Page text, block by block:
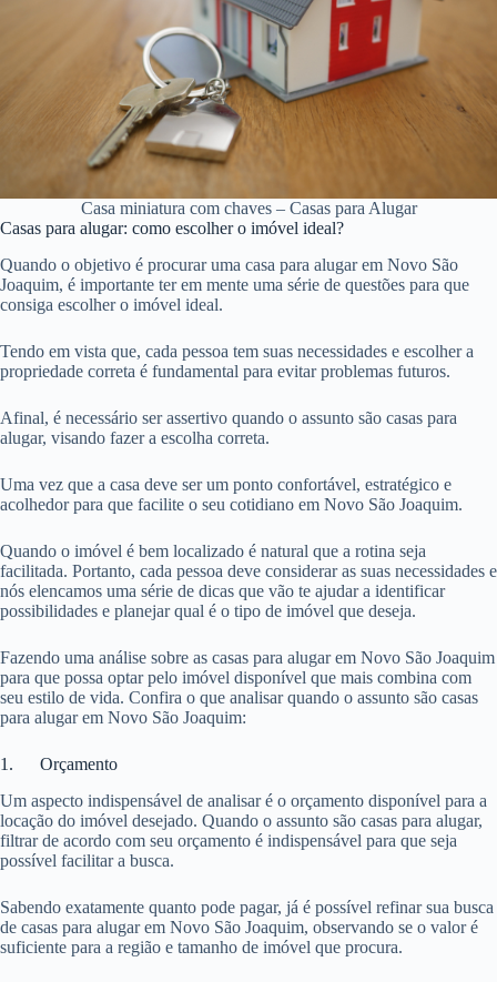
Casa miniatura com chaves – Casas para Alugar
Casas para alugar: como escolher o imóvel ideal?
Quando o objetivo é procurar uma casa para alugar em Novo São
Joaquim, é importante ter em mente uma série de questões para que
consiga escolher o imóvel ideal.
Tendo em vista que, cada pessoa tem suas necessidades e escolher a
propriedade correta é fundamental para evitar problemas futuros.
Afinal, é necessário ser assertivo quando o assunto são casas para
alugar, visando fazer a escolha correta.
Uma vez que a casa deve ser um ponto confortável, estratégico e
acolhedor para que facilite o seu cotidiano em Novo São Joaquim.
Quando o imóvel é bem localizado é natural que a rotina seja
facilitada. Portanto, cada pessoa deve considerar as suas necessidades e
nós elencamos uma série de dicas que vão te ajudar a identificar
possibilidades e planejar qual é o tipo de imóvel que deseja.
Fazendo uma análise sobre as casas para alugar em Novo São Joaquim
para que possa optar pelo imóvel disponível que mais combina com
seu estilo de vida. Confira o que analisar quando o assunto são casas
para alugar em Novo São Joaquim:
1. Orçamento
Um aspecto indispensável de analisar é o orçamento disponível para a
locação do imóvel desejado. Quando o assunto são casas para alugar,
filtrar de acordo com seu orçamento é indispensável para que seja
possível facilitar a busca.
Sabendo exatamente quanto pode pagar, já é possível refinar sua busca
de casas para alugar em Novo São Joaquim, observando se o valor é
suficiente para a região e tamanho de imóvel que procura.